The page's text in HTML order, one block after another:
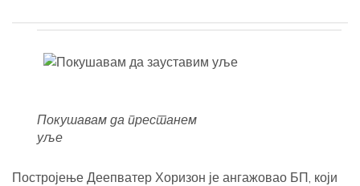
Покушавам да престанем
уље
Постројење Деепватер Хоризон је ангажовао БП, који